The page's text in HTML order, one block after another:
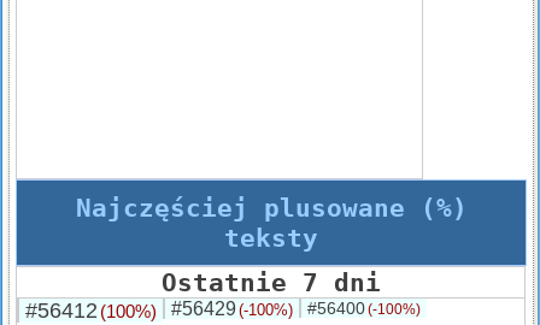
Najczęściej plusowane (%)
teksty
Ostatnie 7 dni
#56412 (100%) #56429(-100%) #56400(-100%)